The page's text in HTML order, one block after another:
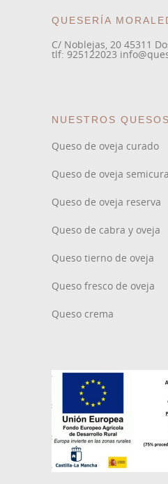
QUESERÍA
C/ Noblejas, 20 45311
tlf: 925122023
NUESTROS QUESOS
Queso de oveja curado
Queso de oveja
Queso de oveja reserva
Queso de cabra y oveja
Queso tierno de oveja
Queso fresco de oveja
Queso crema